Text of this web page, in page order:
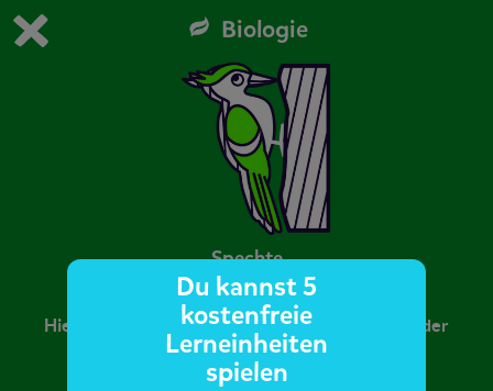
Du spielst die kostenfreie Testversion von scoyo.
Jetzt bestellen
0 1
Biologie
Spechte
Hier erfährst du Wissenswertes über das Leben der
Vögel, die Löcher in Bäume hacken können.
Du kannst 5
kostenfreie
Lerneinheiten
spielen